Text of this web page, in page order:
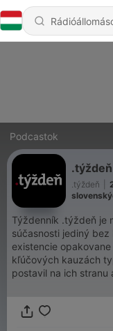
Podcastok
.týždeň
Týždenník .týždeň je
súčasnosti jediný
existencie
kľúčových kauzách
postavil na ich
vyšetrovaní. Dosah